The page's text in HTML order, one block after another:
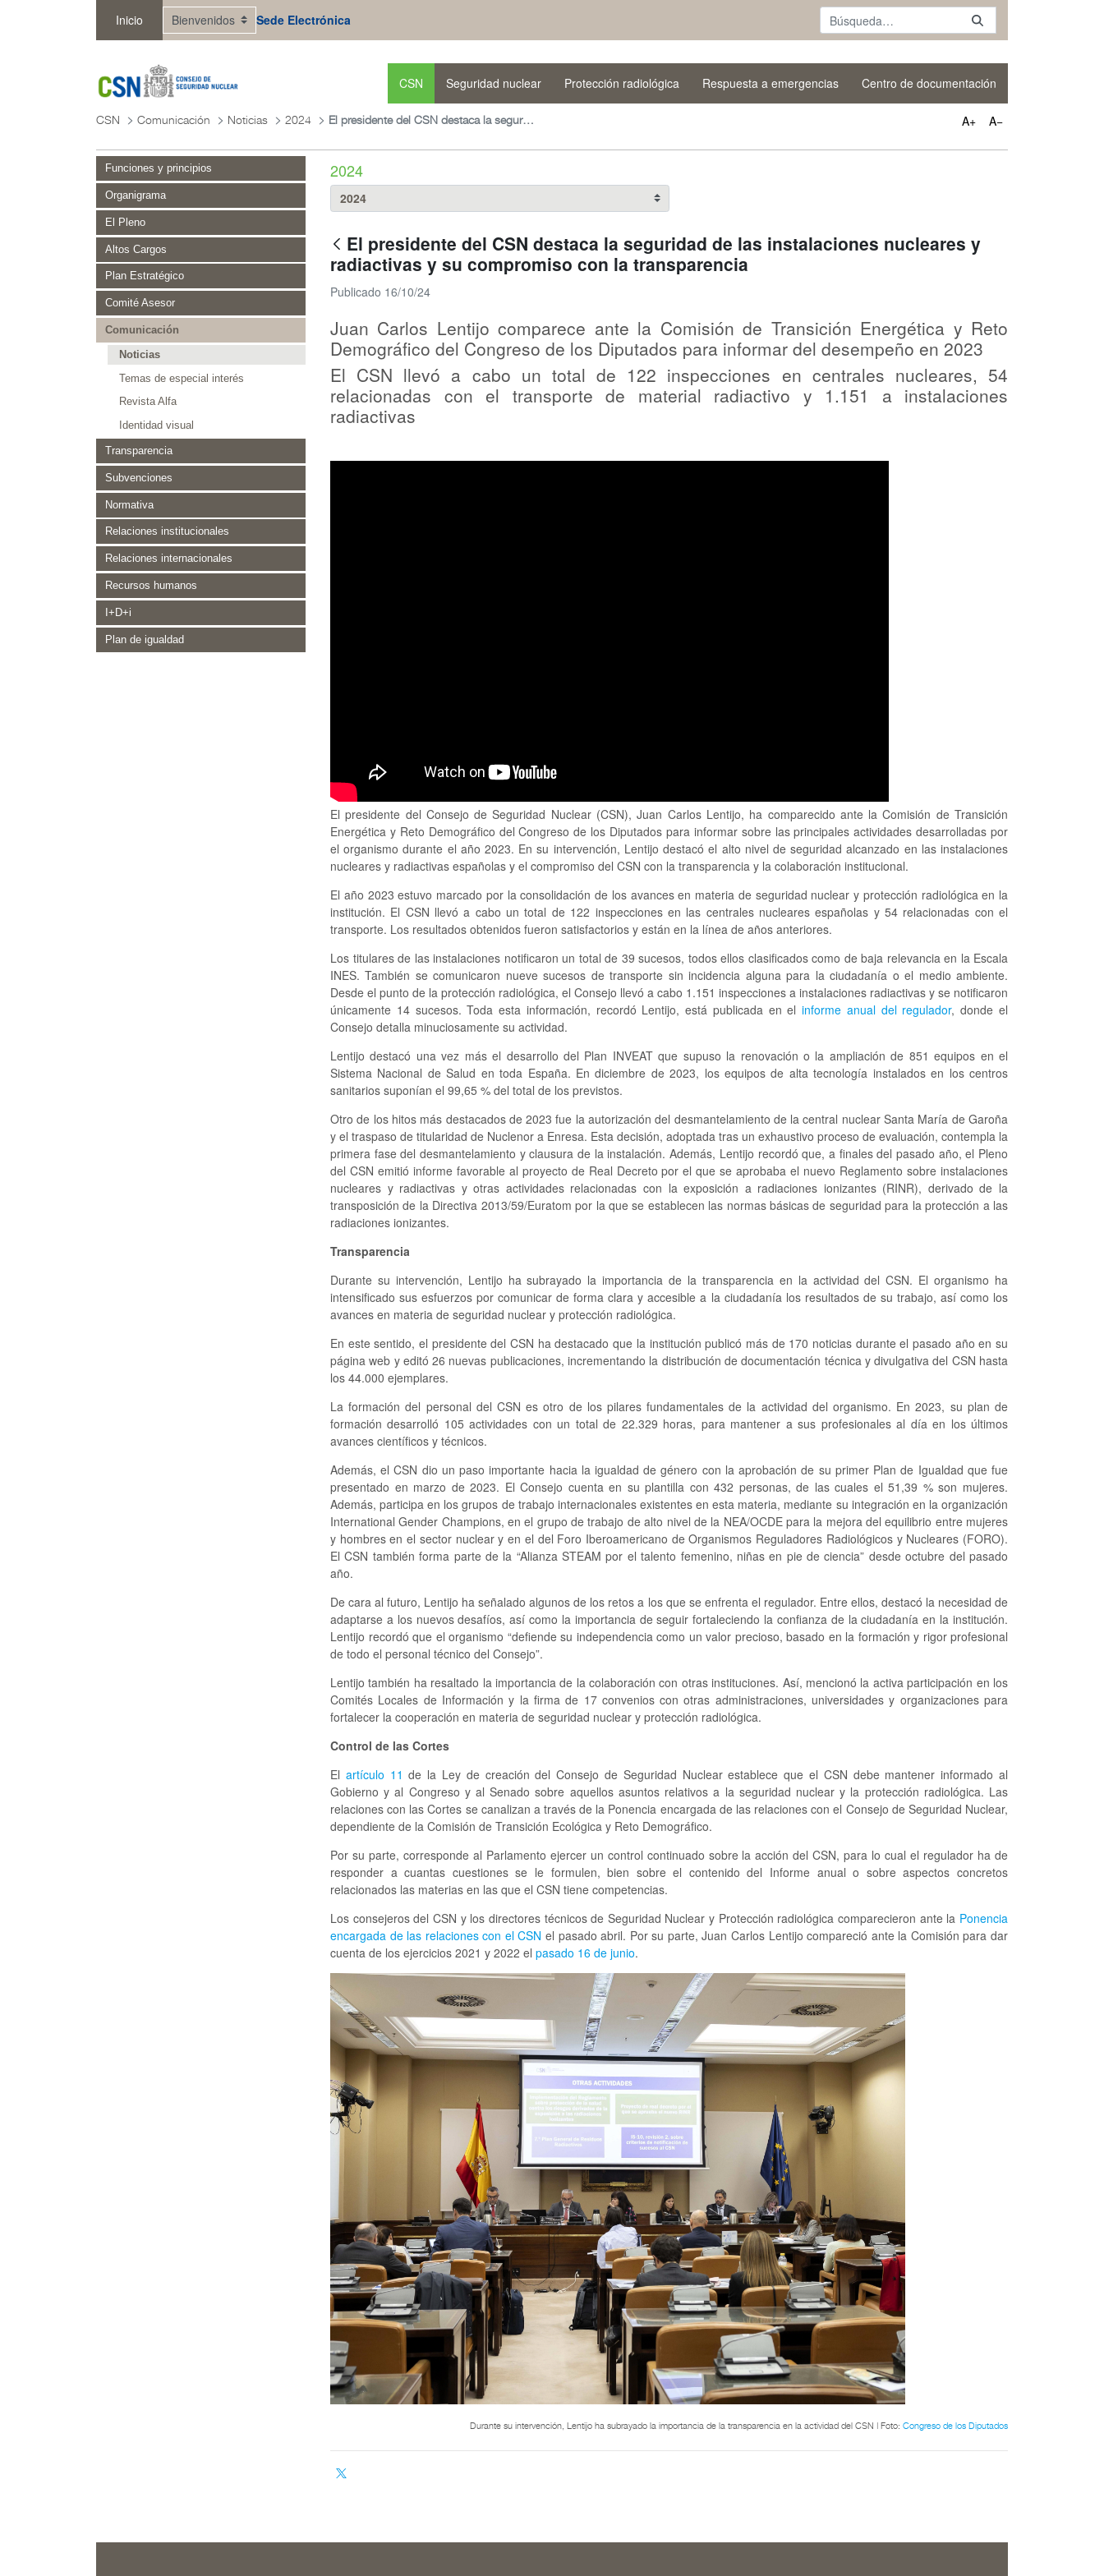
Saltar al contenido principal
Inicio Sede Electrónica
CSN Seguridad nuclear Protección radiológica Respuesta a emergencias Centro de documentación
CSN Comunicación Noticias 2024 El presidente del CSN destaca la seguridad de las instalaciones nucleares y radiactivas y su compromiso con la transparencia A+ A−
Funciones y principios
Organigrama
El Pleno
Altos Cargos
Plan Estratégico
Comité Asesor
Comunicación
Noticias
Temas de especial interés
Revista Alfa
Identidad visual
Transparencia
Subvenciones
Normativa
Relaciones institucionales
Relaciones internacionales
Recursos humanos
I+D+i
Plan de igualdad
2024
El presidente del CSN destaca la seguridad de las instalaciones nucleares y
radiactivas y su compromiso con la transparencia
Publicado 16/10/24
Juan Carlos Lentijo comparece ante la Comisión de Transición Energética y Reto
Demográfico del Congreso de los Diputados para informar del desempeño en 2023
El CSN llevó a cabo un total de 122 inspecciones en centrales nucleares, 54
relacionadas con el transporte de material radiactivo y 1.151 a instalaciones
radiactivas
El presidente del Consejo de Seguridad Nuclear (CSN), Juan Carlos Lentijo, ha comparecido ante la Comisión de Transición
Energética y Reto Demográfico del Congreso de los Diputados para informar sobre las principales actividades desarrolladas por
el organismo durante el año 2023. En su intervención, Lentijo destacó el alto nivel de seguridad alcanzado en las instalaciones
nucleares y radiactivas españolas y el compromiso del CSN con la transparencia y la colaboración institucional.
El año 2023 estuvo marcado por la consolidación de los avances en materia de seguridad nuclear y protección radiológica en la
institución. El CSN llevó a cabo un total de 122 inspecciones en las centrales nucleares españolas y 54 relacionadas con el
transporte. Los resultados obtenidos fueron satisfactorios y están en la línea de años anteriores.
Los titulares de las instalaciones notificaron un total de 39 sucesos, todos ellos clasificados como de baja relevancia en la Escala
INES. También se comunicaron nueve sucesos de transporte sin incidencia alguna para la ciudadanía o el medio ambiente.
Desde el punto de la protección radiológica, el Consejo llevó a cabo 1.151 inspecciones a instalaciones radiactivas y se notificaron
únicamente 14 sucesos. Toda esta información, recordó Lentijo, está publicada en elinforme anual del regulador, donde el
Consejo detalla minuciosamente su actividad.
Lentijo destacó una vez más el desarrollo del Plan INVEAT que supuso la renovación o la ampliación de 851 equipos en el
Sistema Nacional de Salud en toda España. En diciembre de 2023, los equipos de alta tecnología instalados en los centros
sanitarios suponían el 99,65 % del total de los previstos.
Otro de los hitos más destacados de 2023 fue la autorización del desmantelamiento de la central nuclear Santa María de Garoña
y el traspaso de titularidad de Nuclenor a Enresa. Esta decisión, adoptada tras un exhaustivo proceso de evaluación, contempla la
primera fase del desmantelamiento y clausura de la instalación. Además, Lentijo recordó que, a finales del pasado año, el Pleno
del CSN emitió informe favorable al proyecto de Real Decreto por el que se aprobaba el nuevo Reglamento sobre instalaciones
nucleares y radiactivas y otras actividades relacionadas con la exposición a radiaciones ionizantes (RINR), derivado de la
transposición de la Directiva 2013/59/Euratom por la que se establecen las normas básicas de seguridad para la protección a las
radiaciones ionizantes.
Transparencia
Durante su intervención, Lentijo ha subrayado la importancia de la transparencia en la actividad del CSN. El organismo ha
intensificado sus esfuerzos por comunicar de forma clara y accesible a la ciudadanía los resultados de su trabajo, así como los
avances en materia de seguridad nuclear y protección radiológica.
En este sentido, el presidente del CSN ha destacado que la institución publicó más de 170 noticias durante el pasado año en su
página web y editó 26 nuevas publicaciones, incrementando la distribución de documentación técnica y divulgativa del CSN hasta
los 44.000 ejemplares.
La formación del personal del CSN es otro de los pilares fundamentales de la actividad del organismo. En 2023, su plan de
formación desarrolló 105 actividades con un total de 22.329 horas, para mantener a sus profesionales al día en los últimos
avances científicos y técnicos.
Además, el CSN dio un paso importante hacia la igualdad de género con la aprobación de su primer Plan de Igualdad que fue
presentado en marzo de 2023. El Consejo cuenta en su plantilla con 432 personas, de las cuales el 51,39 % son mujeres.
Además, participa en los grupos de trabajo internacionales existentes en esta materia, mediante su integración en la organización
International Gender Champions, en el grupo de trabajo de alto nivel de la NEA/OCDE para la mejora del equilibrio entre mujeres
y hombres en el sector nuclear y en el del Foro Iberoamericano de Organismos Reguladores Radiológicos y Nucleares (FORO).
El CSN también forma parte de la “Alianza STEAM por el talento femenino, niñas en pie de ciencia” desde octubre del pasado
año.
De cara al futuro, Lentijo ha señalado algunos de los retos a los que se enfrenta el regulador. Entre ellos, destacó la necesidad de
adaptarse a los nuevos desafíos, así como la importancia de seguir fortaleciendo la confianza de la ciudadanía en la institución.
Lentijo recordó que el organismo “defiende su independencia como un valor precioso, basado en la formación y rigor profesional
de todo el personal técnico del Consejo”.
Lentijo también ha resaltado la importancia de la colaboración con otras instituciones. Así, mencionó la activa participación en los
Comités Locales de Información y la firma de 17 convenios con otras administraciones, universidades y organizaciones para
fortalecer la cooperación en materia de seguridad nuclear y protección radiológica.
Control de las Cortes
El artículo 11 de la Ley de creación del Consejo de Seguridad Nuclear establece que el CSN debe mantener informado al
Gobierno y al Congreso y al Senado sobre aquellos asuntos relativos a la seguridad nuclear y la protección radiológica. Las
relaciones con las Cortes se canalizan a través de la Ponencia encargada de las relaciones con el Consejo de Seguridad Nuclear,
dependiente de la Comisión de Transición Ecológica y Reto Demográfico.
Por su parte, corresponde al Parlamento ejercer un control continuado sobre la acción del CSN, para lo cual el regulador ha de
responder a cuantas cuestiones se le formulen, bien sobre el contenido del Informe anual o sobre aspectos concretos
relacionados las materias en las que el CSN tiene competencias.
Los consejeros del CSN y los directores técnicos de Seguridad Nuclear y Protección radiológica comparecieron ante la Ponencia
encargada de las relaciones con el CSN el pasado abril. Por su parte, Juan Carlos Lentijo compareció ante la Comisión para dar
cuenta de los ejercicios 2021 y 2022 el pasado 16 de junio.
Durante su intervención, Lentijo ha subrayado la importancia de la transparencia en la actividad del CSN | Foto: Congreso de los Diputados